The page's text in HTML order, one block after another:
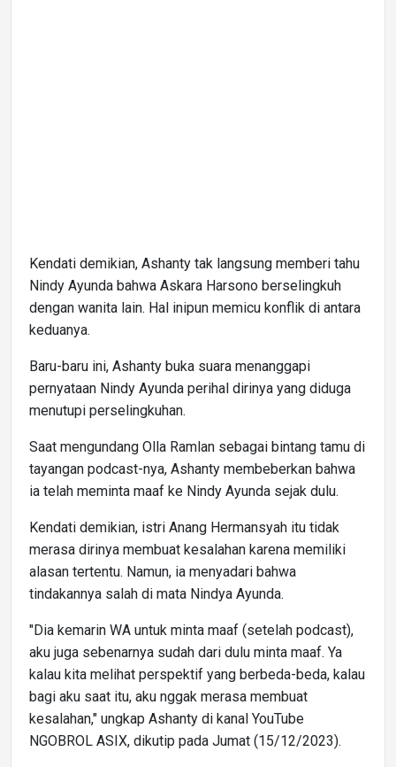
Kendati demikian, Ashanty tak langsung memberi tahu
Nindy Ayunda bahwa Askara Harsono berselingkuh
dengan wanita lain. Hal inipun memicu konflik di antara
keduanya.
Baru-baru ini, Ashanty buka suara menanggapi
pernyataan Nindy Ayunda perihal dirinya yang diduga
menutupi perselingkuhan.
Saat mengundang Olla Ramlan sebagai bintang tamu di
tayangan podcast-nya, Ashanty membeberkan bahwa
ia telah meminta maaf ke Nindy Ayunda sejak dulu.
Kendati demikian, istri Anang Hermansyah itu tidak
merasa dirinya membuat kesalahan karena memiliki
alasan tertentu. Namun, ia menyadari bahwa
tindakannya salah di mata Nindya Ayunda.
"Dia kemarin WA untuk minta maaf (setelah podcast),
aku juga sebenarnya sudah dari dulu minta maaf. Ya
kalau kita melihat perspektif yang berbeda-beda, kalau
bagi aku saat itu, aku nggak merasa membuat
kesalahan," ungkap Ashanty di kanal YouTube
NGOBROL ASIX, dikutip pada Jumat (15/12/2023).